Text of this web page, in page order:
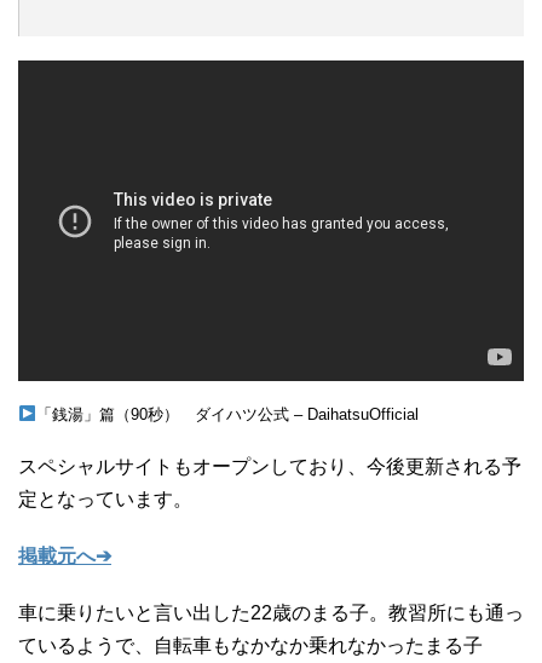
「銭湯」篇（90秒） ダイハツ公式 – DaihatsuOfficial
スペシャルサイトもオープンしており、今後更新される予
定となっています。
掲載元へ➔
車に乗りたいと言い出した22歳のまる子。教習所にも通っ
ているようで、自転車もなかなか乗れなかったまる子